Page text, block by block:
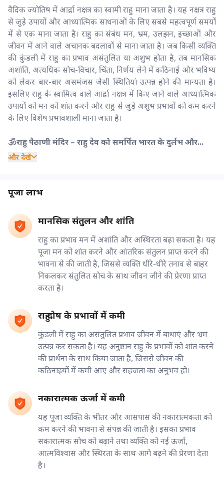
वैदिक ज्योतिष में आर्द्रा नक्षत्र का स्वामी राहु माना जाता है। यह नक्षत्र राहु
से जुड़े उपायों और आध्यात्मिक साधनाओं के लिए सबसे महत्वपूर्ण समयों
में से एक माना जाता है। राहु का संबंध मन, भ्रम, उलझन, इच्छाओं और
जीवन में आने वाले अचानक बदलावों से माना जाता है। जब किसी व्यक्ति
की कुंडली में राहु का प्रभाव असंतुलित या अशुभ होता है, तब मानसिक
अशांति, अत्यधिक सोच-विचार, चिंता, निर्णय लेने में कठिनाई और भविष्य
को लेकर बार-बार असमंजस जैसी स्थितियां उत्पन्न होने की मान्यता है।
इसलिए राहु के स्वामित्व वाले आर्द्रा नक्षत्र में किए जाने वाले आध्यात्मिक
उपायों को मन को शांत करने और राहु से जुड़े अशुभ प्रभावों को कम करने
के लिए विशेष प्रभावशाली माना जाता है।
🕉️राहु पैठाणी मंदिर – राहु देव को समर्पित भारत के दुर्लभ और...
और देखें
पूजा लाभ
मानसिक संतुलन और शांति
राहु का प्रभाव मन में अशांति और अस्थिरता बढ़ा सकता है। यह
पूजा मन को शांत करने और आंतरिक संतुलन प्राप्त करने की
भावना से की जाती है, जिससे व्यक्ति धीरे-धीरे तनाव से बाहर
निकलकर संतुलित सोच के साथ जीवन जीने की प्रेरणा प्राप्त
करता है।
राहु दोष के प्रभावों में कमी
कुंडली में राहु का असंतुलित प्रभाव जीवन में बाधाएं और भ्रम
उत्पन्न कर सकता है। यह अनुष्ठान राहु के प्रभावों को शांत करने
की प्रार्थना के साथ किया जाता है, जिससे जीवन की
कठिनाइयों में कमी आए और सहजता का अनुभव हो।
नकारात्मक ऊर्जा में कमी
यह पूजा व्यक्ति के भीतर और आसपास की नकारात्मकता को
कम करने की भावना से संपन्न की जाती है। इसका प्रभाव
सकारात्मक सोच को बढ़ाने तथा व्यक्ति को नई ऊर्जा,
आत्मविश्वास और स्थिरता के साथ आगे बढ़ने की प्रेरणा देता
है।